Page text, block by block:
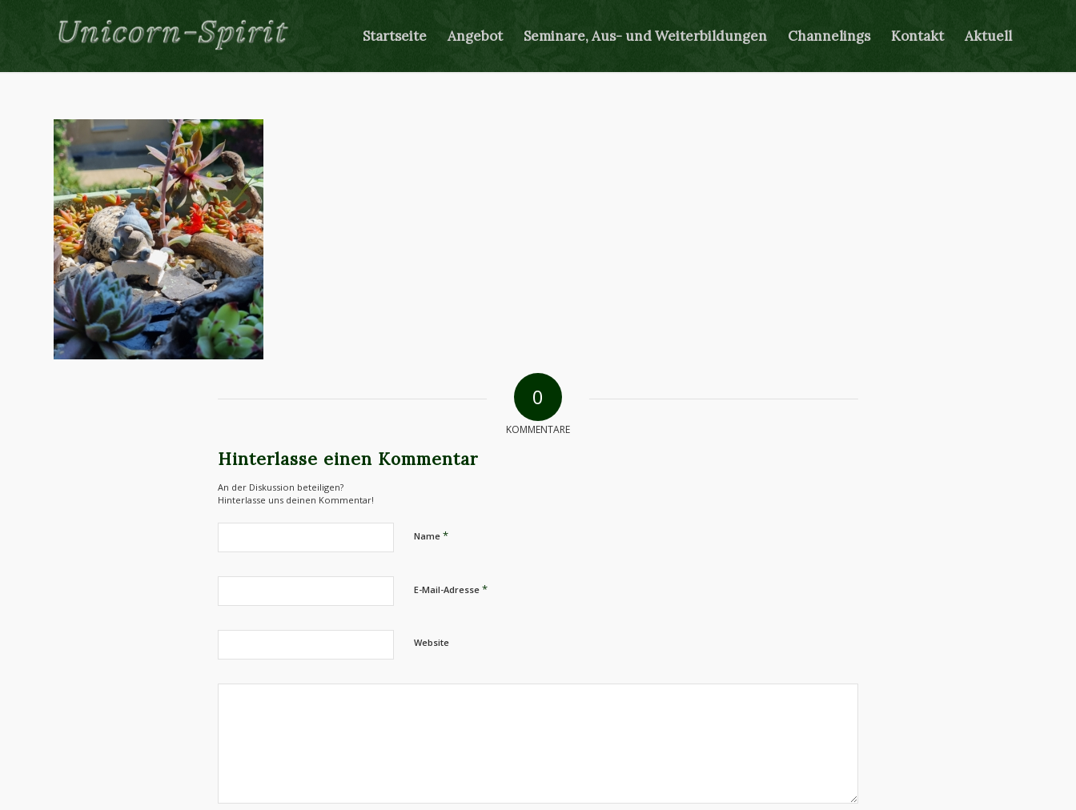
Startseite Angebot Seminare, Aus- und Weiterbildungen Channelings Kontakt Aktuell
0
KOMMENTARE
Hinterlasse einen Kommentar
An der Diskussion beteiligen?
Hinterlasse uns deinen Kommentar!
Name *
E-Mail-Adresse *
Website